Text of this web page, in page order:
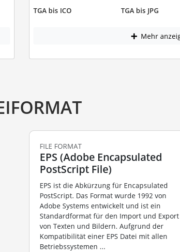
TGA bis ICO TGA bis JPG
Mehr
FILE FORMAT
EPS (Adobe Encapsulated
PostScript File)
EPS ist die Abkürzung für Encapsulated
PostScript. Das Format wurde 1992 von
Adobe Systems entwickelt und ist ein
Standardformat für den Import und Export
von Texten und Bildern. Aufgrund der
Kompatibilität einer EPS Datei mit allen
Betriebssystemen ...